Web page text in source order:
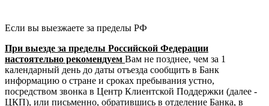
Если вы выезжаете за пределы РФ
При выезде за пределы Российской Федерации
настоятельно рекомендуем Вам не позднее, чем за 1
календарный день до даты отъезда сообщить в Банк
информацию о стране и сроках пребывания устно,
посредством звонка в Центр Клиентской Поддержки (далее -
ЦКП), или письменно, обратившись в отделение Банка, в